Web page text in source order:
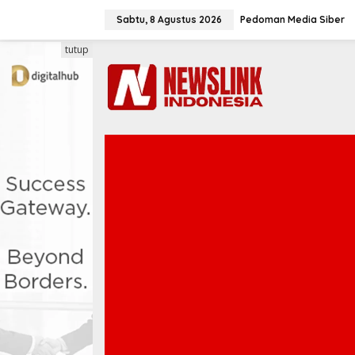
Sabtu, 8 Agustus 2026 Pedoman Media Siber
tutup